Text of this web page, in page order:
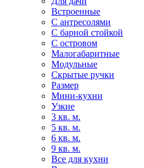
Встроенные
С антресолями
С барной стойкой
С островом
Малогабаритные
Модульные
Скрытые ручки
Размер
Мини-кухни
Узкие
3 кв. м.
5 кв. м.
6 кв. м.
9 кв. м.
Все для кухни